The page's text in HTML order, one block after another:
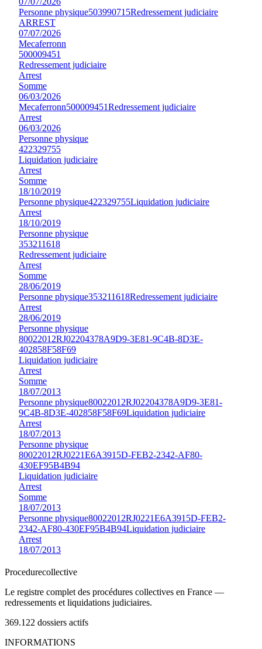
Personne physique503990715Redressement judiciaire
ARREST
07/07/2026
Mecaferronn
500009451
Redressement judiciaire
Arrest
Somme
06/03/2026
Mecaferronn500009451Redressement judiciaire
Arrest
06/03/2026
Personne physique
422329755
Liquidation judiciaire
Arrest
Somme
18/10/2019
Personne physique422329755Liquidation judiciaire
Arrest
18/10/2019
Personne physique
353211618
Redressement judiciaire
Arrest
Somme
28/06/2019
Personne physique353211618Redressement judiciaire
Arrest
28/06/2019
Personne physique
80022012RJ02204378A9D9-3E81-9C4B-8D3E-
402858F58F69
Liquidation judiciaire
Arrest
Somme
18/07/2013
Personne physique80022012RJ02204378A9D9-3E81-
9C4B-8D3E-402858F58F69Liquidation judiciaire
Arrest
18/07/2013
Personne physique
80022012RJ0221E6A3915D-FEB2-2342-AF80-
430EF95B4B94
Liquidation judiciaire
Arrest
Somme
18/07/2013
Personne physique80022012RJ0221E6A3915D-FEB2-
2342-AF80-430EF95B4B94Liquidation judiciaire
Arrest
18/07/2013
Procedurecollective
Le registre complet des procédures collectives en France —
redressements et liquidations judiciaires.
369.122 dossiers actifs
INFORMATIONS